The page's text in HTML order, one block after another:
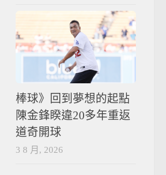
棒球》回到夢想的起點
陳金鋒睽違20多年重返
道奇開球
3 8 月, 2026